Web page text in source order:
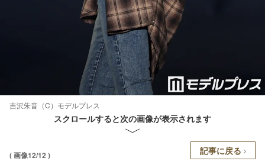
吉沢朱音（C）モデルプレス
スクロールすると次の画像が表示されます
( 画像12/12 ) 記事に戻る